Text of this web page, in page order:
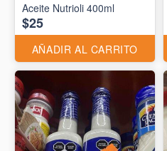
Aceite Nutrioli 400ml
$25
AÑADIR AL CARRITO